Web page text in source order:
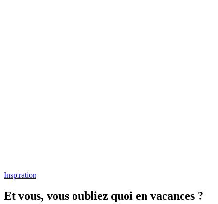
Inspiration
Et vous, vous oubliez quoi en vacances ?